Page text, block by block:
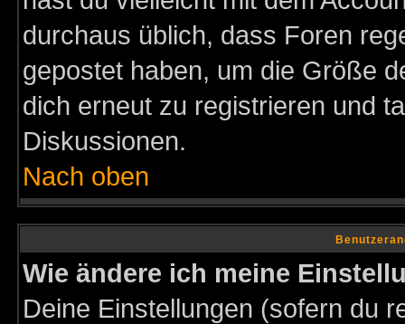
durchaus üblich, dass Foren
gepostet haben, um die Größe
dich erneut zu registrieren und
Diskussionen.
Nach oben
Wie ändere ich meine
Deine Einstellungen (sofern du